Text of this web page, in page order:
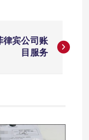
律宾公司账
目服务